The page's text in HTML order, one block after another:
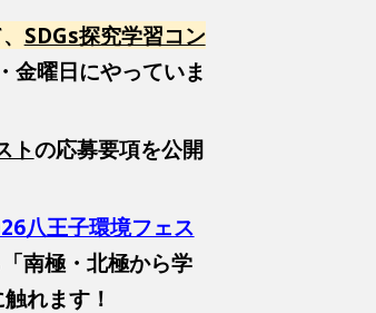
SDGs探究学習コン
金曜日にやっていま
トの応募要項を公開
八王子環境フェス
南極・北極から学
れます！